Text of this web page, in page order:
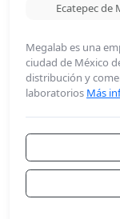
Ecatepec de
Megalab es una
ciudad de México
distribución y
laboratorios Más